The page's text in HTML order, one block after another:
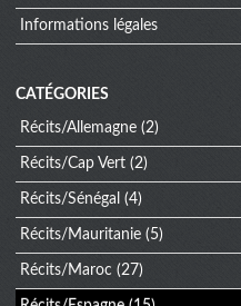
Informations légales
CATÉGORIES
Récits/Allemagne (2)
Récits/Cap Vert (2)
Récits/Sénégal (4)
Récits/Mauritanie (5)
Récits/Maroc (27)